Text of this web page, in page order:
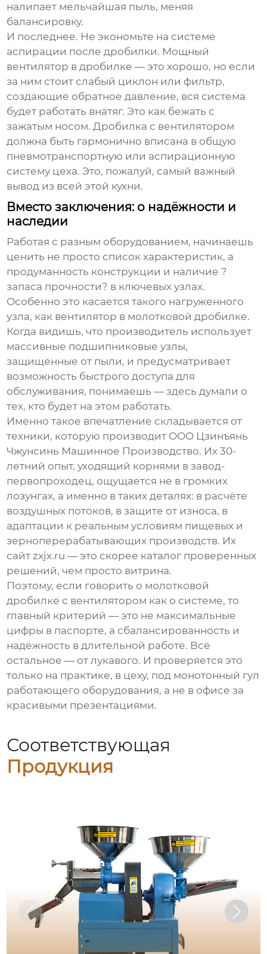
налипает мельчайшая пыль, меняя
балансировку.
И последнее. Не экономьте на системе
аспирации после дробилки. Мощный
вентилятор в дробилке — это хорошо, но если
за ним стоит слабый циклон или фильтр,
создающие обратное давление, вся система
будет работать внатяг. Это как бежать с
зажатым носом. Дробилка с вентилятором
должна быть гармонично вписана в общую
пневмотранспортную или аспирационную
систему цеха. Это, пожалуй, самый важный
вывод из всей этой кухни.
Вместо заключения: о надёжности и
наследии
Работая с разным оборудованием, начинаешь
ценить не просто список характеристик, а
продуманность конструкции и наличие ?
запаса прочности? в ключевых узлах.
Особенно это касается такого нагруженного
узла, как вентилятор в молотковой дробилке.
Когда видишь, что производитель использует
массивные подшипниковые узлы,
защищённые от пыли, и предусматривает
возможность быстрого доступа для
обслуживания, понимаешь — здесь думали о
тех, кто будет на этом работать.
Именно такое впечатление складывается от
техники, которую производит ООО Цзинъянь
Чжунсинь Машинное Производство. Их 30-
летний опыт, уходящий корнями в завод-
первопроходец, ощущается не в громких
лозунгах, а именно в таких деталях: в расчёте
воздушных потоков, в защите от износа, в
адаптации к реальным условиям пищевых и
зерноперерабатывающих производств. Их
сайтzxjx.ru — это скорее каталог проверенных
решений, чем просто витрина.
Поэтому, если говорить о молотковой
дробилке с вентилятором как о системе, то
главный критерий — это не максимальные
цифры в паспорте, а сбалансированность и
надёжность в длительной работе. Всё
остальное — от лукавого. И проверяется это
только на практике, в цеху, под монотонный гул
работающего оборудования, а не в офисе за
красивыми презентациями.
Соответствующая
Продукция